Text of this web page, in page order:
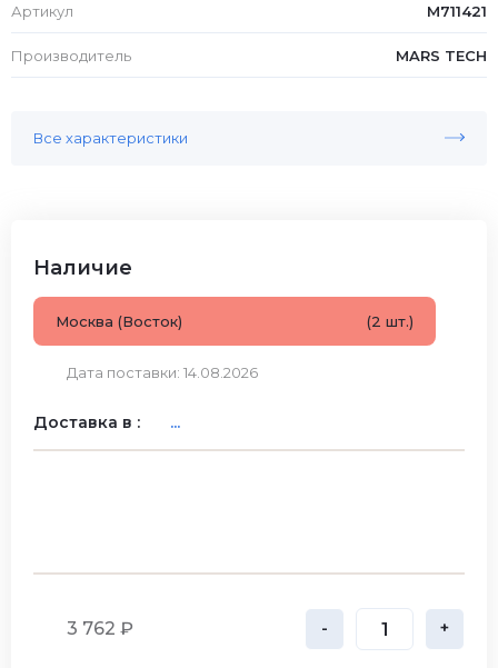
Артикул M711421
Производитель MARS TECH
Все характеристики
Наличие
Москва (Восток) (2 шт.)
Дата поставки: 14.08.2026
Доставка в : ...
3 762 ₽ - +